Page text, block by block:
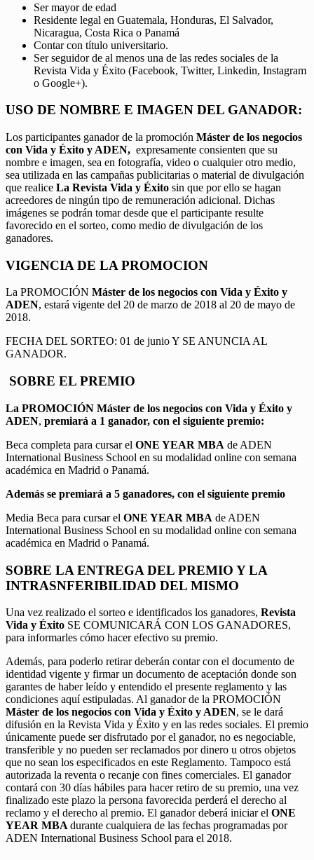
Ser mayor de edad
Residente legal en Guatemala, Honduras, El Salvador,
Nicaragua, Costa Rica o Panamá
Contar con título universitario.
Ser seguidor de al menos una de las redes sociales de la
Revista Vida y Éxito (Facebook, Twitter, Linkedin, Instagram
o Google+).
USO DE NOMBRE E IMAGEN DEL GANADOR:
Los participantes ganador de la promoción Máster de los negocios
con Vida y Éxito y ADEN, expresamente consienten que su
nombre e imagen, sea en fotografía, video o cualquier otro medio,
sea utilizada en las campañas publicitarias o material de divulgación
que realice La Revista Vida y Éxito sin que por ello se hagan
acreedores de ningún tipo de remuneración adicional. Dichas
imágenes se podrán tomar desde que el participante resulte
favorecido en el sorteo, como medio de divulgación de los
ganadores.
VIGENCIA DE LA PROMOCION
La PROMOCIÓN Máster de los negocios con Vida y Éxito y
ADEN, estará vigente del 20 de marzo de 2018 al 20 de mayo de
2018.
FECHA DEL SORTEO: 01 de junio Y SE ANUNCIA AL
GANADOR.
SOBRE EL PREMIO
La PROMOCIÓN Máster de los negocios con Vida y Éxito y
ADEN, premiará a 1 ganador, con el siguiente premio:
Beca completa para cursar el ONE YEAR MBA de ADEN
International Business School en su modalidad online con semana
académica en Madrid o Panamá.
Además se premiará a 5 ganadores, con el siguiente premio
Media Beca para cursar el ONE YEAR MBA de ADEN
International Business School en su modalidad online con semana
académica en Madrid o Panamá.
SOBRE LA ENTREGA DEL PREMIO Y LA
INTRASNFERIBILIDAD DEL MISMO
Una vez realizado el sorteo e identificados los ganadores, Revista
Vida y Éxito SE COMUNICARÁ CON LOS GANADORES,
para informarles cómo hacer efectivo su premio.
Además, para poderlo retirar deberán contar con el documento de
identidad vigente y firmar un documento de aceptación donde son
garantes de haber leído y entendido el presente reglamento y las
condiciones aquí estipuladas. Al ganador de la PROMOCIÓN
Máster de los negocios con Vida y Éxito y ADEN, se le dará
difusión en la Revista Vida y Éxito y en las redes sociales. El premio
únicamente puede ser disfrutado por el ganador, no es negociable,
transferible y no pueden ser reclamados por dinero u otros objetos
que no sean los especificados en este Reglamento. Tampoco está
autorizada la reventa o recanje con fines comerciales. El ganador
contará con 30 días hábiles para hacer retiro de su premio, una vez
finalizado este plazo la persona favorecida perderá el derecho al
reclamo y el derecho al premio. El ganador deberá iniciar el ONE
YEAR MBA durante cualquiera de las fechas programadas por
ADEN International Business School para el 2018.